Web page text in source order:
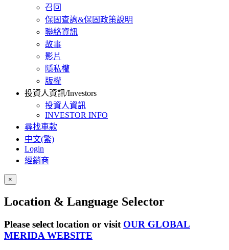
召回
保固查詢&保固政策說明
聯絡資訊
故事
影片
隱私權
版權
投資人資訊/Investors
投資人資訊
INVESTOR INFO
尋找車款
中文(繁)
Login
經銷商
×
Location & Language Selector
Please select location or visit OUR GLOBAL
MERIDA WEBSITE